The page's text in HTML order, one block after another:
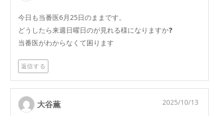
今日も当番医6月25日のままです。
どうしたら来週日曜日のが見れる様になりますか❓
当番医がわからなくて困ります
返信する
大谷薫 2025/10/13